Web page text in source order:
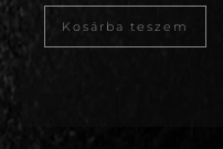
Kosárba teszem